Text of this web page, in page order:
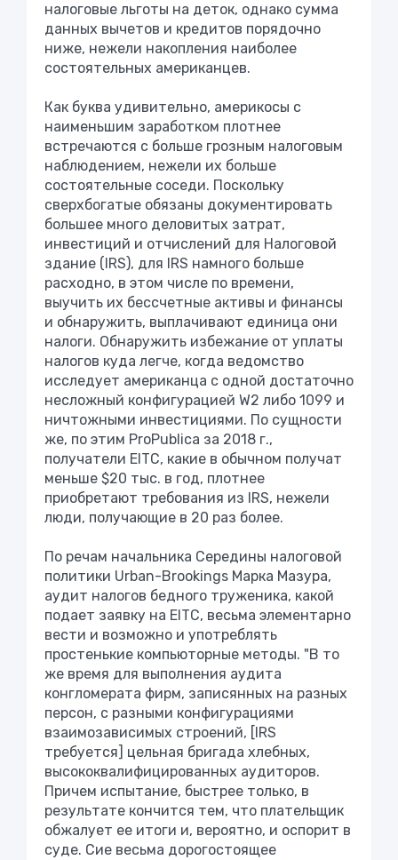
налоговые льготы на деток, однако сумма
данных вычетов и кредитов порядочно
ниже, нежели накопления наиболее
состоятельных американцев.
Как буква удивительно, америкосы с
наименьшим заработком плотнее
встречаются с больше грозным налоговым
наблюдением, нежели их больше
состоятельные соседи. Поскольку
сверхбогатые обязаны документировать
большее много деловитых затрат,
инвестиций и отчислений для Налоговой
здание (IRS), для IRS намного больше
расходно, в этом числе по времени,
выучить их бессчетные активы и финансы
и обнаружить, выплачивают единица они
налоги. Обнаружить избежание от уплаты
налогов куда легче, когда ведомство
исследует американца с одной достаточно
несложный конфигурацией W2 либо 1099 и
ничтожными инвестициями. По сущности
же, по этим ProPublica за 2018 г.,
получатели EITC, какие в обычном получат
меньше $20 тыс. в год, плотнее
приобретают требования из IRS, нежели
люди, получающие в 20 раз более.
По речам начальника Середины налоговой
политики Urban-Brookings Марка Мазура,
аудит налогов бедного труженика, какой
подает заявку на EITC, весьма элементарно
вести и возможно и употреблять
простенькие компьюторные методы. "В то
же время для выполнения аудита
конгломерата фирм, записянных на разных
персон, с разными конфигурациями
взаимозависимых строений, [IRS
требуется] цельная бригада хлебных,
высококвалифицированных аудиторов.
Причем испытание, быстрее только, в
результате кончится тем, что плательщик
обжалует ее итоги и, вероятно, и оспорит в
суде. Сие весьма дорогостоящее